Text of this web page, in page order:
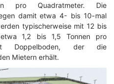
pro Quadratmeter. Die
damit etwa 4- bis 10-mal
typischerweise mit 12 bis
1,2 bis 1,5 Tonnen pro
Doppelboden, der die
Mietern erhält.